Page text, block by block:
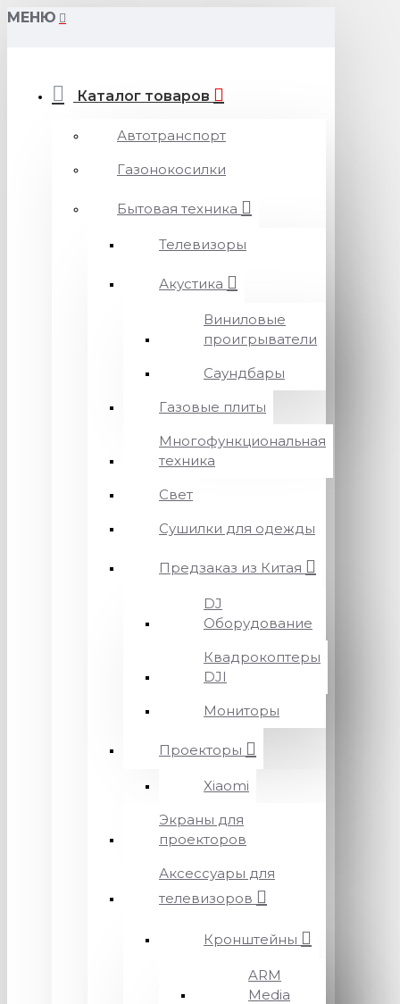
МЕНЮ
Каталог товаров
Автотранспорт
Газонокосилки
Бытовая техника
Телевизоры
Акустика
Виниловые
проигрыватели
Саундбары
Газовые плиты
Многофункциональная
техника
Свет
Сушилки для одежды
Предзаказ из Китая
DJ
Оборудование
Квадрокоптеры
DJI
Мониторы
Проекторы
Xiaomi
Экраны для
проекторов
Аксессуары для
телевизоров
Кронштейны
ARM
Media